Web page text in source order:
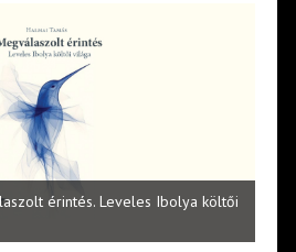
érintés. Leveles Ibolya költői